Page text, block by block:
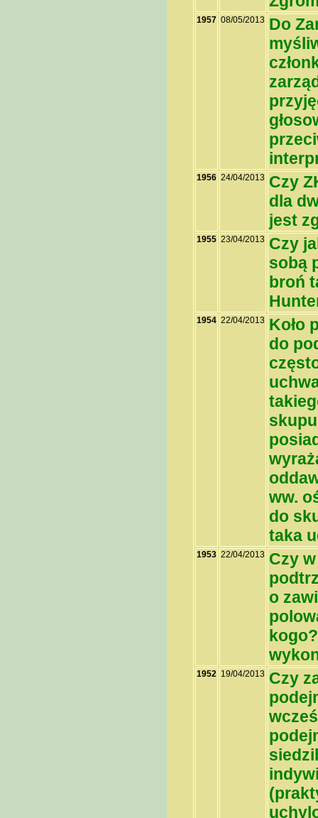
1957 08/05/2013 Do
1956 24/04/2013 Czy
dla
jest
1955 23/04/2013 Czy
sobą
broń
1954 22/04/2013 Koło
do
ww.
do
taka
1953 22/04/2013 Czy
o
1952 19/04/2013 Czy